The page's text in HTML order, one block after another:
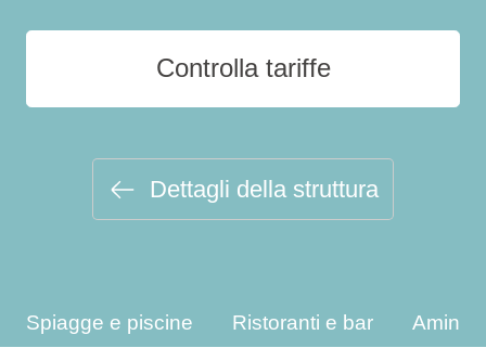
Campeggi
Destinazioni
Controlla tariffe
Dettagli della struttura
Spiagge e piscine Ristoranti e bar